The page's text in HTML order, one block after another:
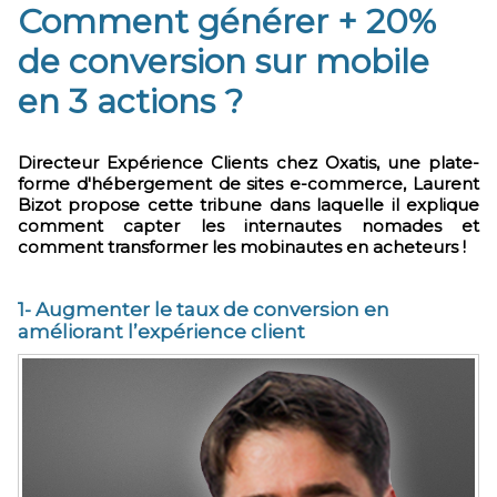
Comment générer + 20%
de conversion sur mobile
en 3 actions ?
Directeur Expérience Clients chez Oxatis, une plate-
forme d'hébergement de sites e-commerce, Laurent
Bizot propose cette tribune dans laquelle il explique
comment capter les internautes nomades et
comment transformer les mobinautes en acheteurs !
1- Augmenter le taux de conversion en
améliorant l’expérience client